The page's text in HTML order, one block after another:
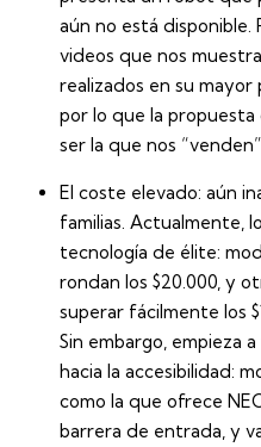
aún no está disponible.
videos que nos
realizados en su
por lo que la propuesta
ser la que nos “venden”
El coste elevado: aún
familias. Actualmente,
tecnología de élite:
rondan los $20.000, y
superar fácilmente los
Sin embargo, empieza
hacia la accesibilidad:
como la que ofrece
barrera de entrada, y